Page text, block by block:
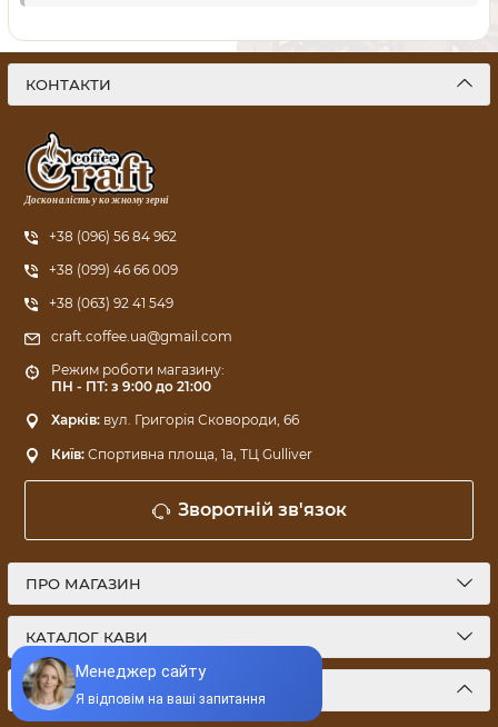
КОНТАКТИ
Досконалість у кожному зерні
+38 (096) 56 84 962
+38 (099) 46 66 009
+38 (063) 92 41 549
craft.coffee.ua@gmail.com
Режим роботи магазину:
ПН - ПТ: з 9:00 до 21:00
Харків: вул. Григорія Сковороди, 66
Київ: Спортивна площа, 1a, ТЦ Gulliver
Зворотній зв'язок
ПРО МАГАЗИН
КАТАЛОГ КАВИ
МИ У СОЦМЕРЕЖАХ: